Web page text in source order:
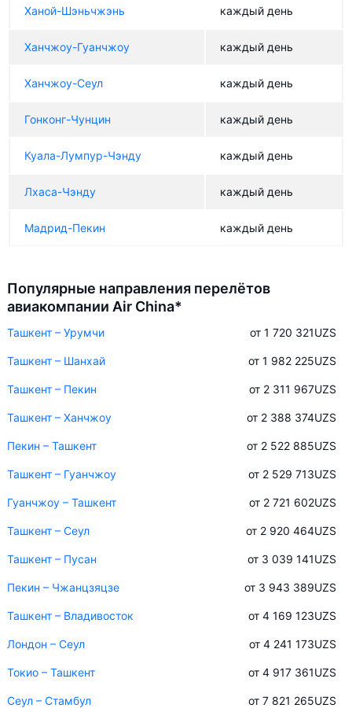
Ханой-Шэньчжэнь каждый день
Ханчжоу-Гуанчжоу каждый день
Ханчжоу-Сеул каждый день
Гонконг-Чунцин каждый день
Куала-Лумпур-Чэнду каждый день
Лхаса-Чэнду каждый день
Мадрид-Пекин каждый день
Популярные направления перелётов
авиакомпании Air China*
Ташкент – Урумчи от 1 720 321UZS
Ташкент – Шанхай от 1 982 225UZS
Ташкент – Пекин от 2 311 967UZS
Ташкент – Ханчжоу от 2 388 374UZS
Пекин – Ташкент от 2 522 885UZS
Ташкент – Гуанчжоу от 2 529 713UZS
Гуанчжоу – Ташкент от 2 721 602UZS
Ташкент – Сеул от 2 920 464UZS
Ташкент – Пусан от 3 039 141UZS
Пекин – Чжанцзяцзе от 3 943 389UZS
Ташкент – Владивосток от 4 169 123UZS
Лондон – Сеул от 4 241 173UZS
Токио – Ташкент от 4 917 361UZS
Сеул – Стамбул от 7 821 265UZS